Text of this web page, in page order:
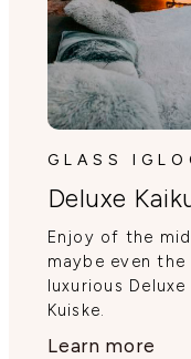
GLASS
Deluxe
Enjoy of the
maybe even
luxurious
Kuiske.
Learn more